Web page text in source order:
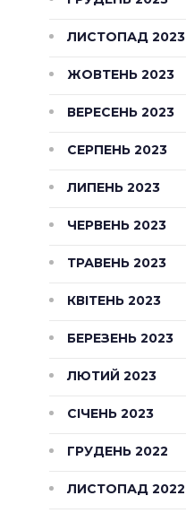
ЛИСТОПАД 2023
ЖОВТЕНЬ 2023
ВЕРЕСЕНЬ 2023
СЕРПЕНЬ 2023
ЛИПЕНЬ 2023
ЧЕРВЕНЬ 2023
ТРАВЕНЬ 2023
КВІТЕНЬ 2023
БЕРЕЗЕНЬ 2023
ЛЮТИЙ 2023
СІЧЕНЬ 2023
ГРУДЕНЬ 2022
ЛИСТОПАД 2022